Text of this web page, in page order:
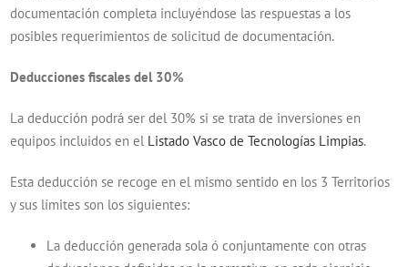
documentación completa incluyéndose las respuestas a los
posibles requerimientos de solicitud de documentación.
Deducciones fiscales del 30%
La deducción podrá ser del 30% si se trata de inversiones en
equipos incluidos en el Listado Vasco de Tecnologías Limpias.
Esta deducción se recoge en el mismo sentido en los 3 Territorios
y sus límites son los siguientes:
La deducción generada sola ó conjuntamente con otras